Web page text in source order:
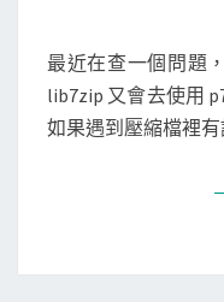
最近在查一個問題
lib7zip 又會去使用
如果遇到壓縮檔裡